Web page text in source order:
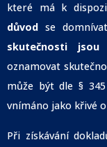
které má k
důvod se
skutečnosti
oznamovat
může být dle §
vnímáno jako křivé
Při získávání